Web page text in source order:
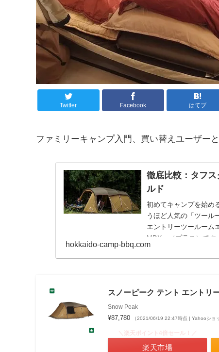
Twitter Facebook はてブ
ファミリーキャンプ入門、買い替えユーザー
徹底比較：タフ
ルド
初めてキャンプを始め
うほど人気の「ツール
エントリーツールーム
MDX＋（プラス）です
てみたいと思いますよ
hokkaido-camp-bbq.com
スノーピーク テント エントリ
Snow Peak
¥87,780 （2021/06/19 22:47時点 | Yahooショ
＼楽天ポイント4倍セール！／
楽天市場